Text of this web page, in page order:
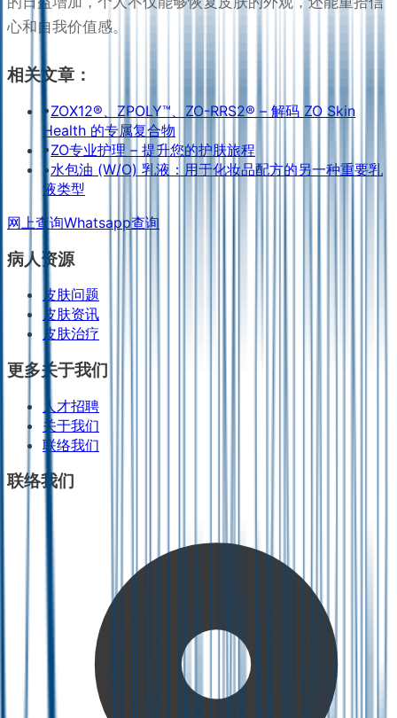
心和自我价值感。
相关文章：
•ZOX12®、ZPOLY™、ZO-RRS2® – 解码 ZO Skin
Health 的专属复合物
•ZO专业护理 – 提升您的护肤旅程
•水包油 (W/O) 乳液：用于化妆品配方的另一种重要乳
液类型
网上查询Whatsapp查询
病人资源
皮肤问题
皮肤资讯
皮肤治疗
更多关于我们
人才招聘
关于我们
联络我们
联络我们